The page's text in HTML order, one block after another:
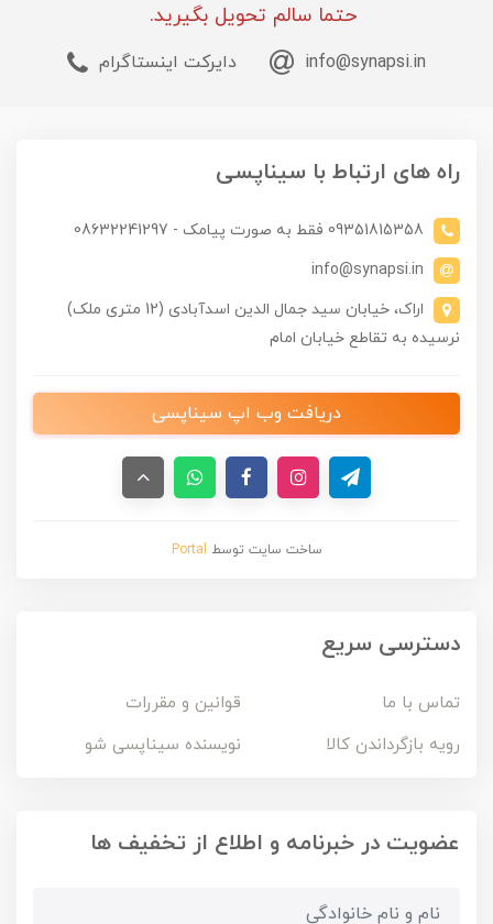
حتما سالم تحویل بگیرید.
info@synapsi.in دایرکت اینستاگرام
راه های ارتباط با سیناپسی
09351815358 فقط به صورت پیامک - 08632241297
info@synapsi.in
اراک، خیابان سید جمال الدین اسدآبادی (12 متری ملک)
نرسیده به تقاطع خیابان امام
دریافت وب اپ سیناپسی
ساخت سایت توسط Portal
دسترسی سریع
تماس با ما
قوانین و مقررات
رویه بازگرداندن کالا
نویسنده سیناپسی شو
عضویت در خبرنامه و اطلاع از تخفیف ها